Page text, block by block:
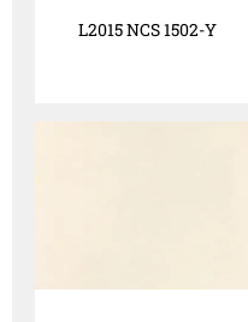
L2015 NCS 1502-Y